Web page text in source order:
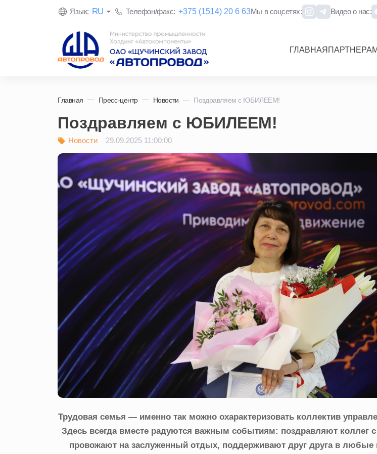
Язык: RU Телефон/факс: +375 (1514) 20 6 63Мы в соцсетях: Видео о нас:
ГЛАВНАЯ ПАРТНЕРАМ
Главная Пресс-центр Новости Поздравляем с ЮБИЛЕЕМ!
Поздравляем с ЮБИЛЕЕМ!
Новости 29.09.2025 11:00:00
Трудовая семья — именно так можно охарактеризовать коллектив
Здесь всегда вместе радуются важным событиям: поздравляют коллег
провожают на заслуженный отдых, поддерживают друг друга в